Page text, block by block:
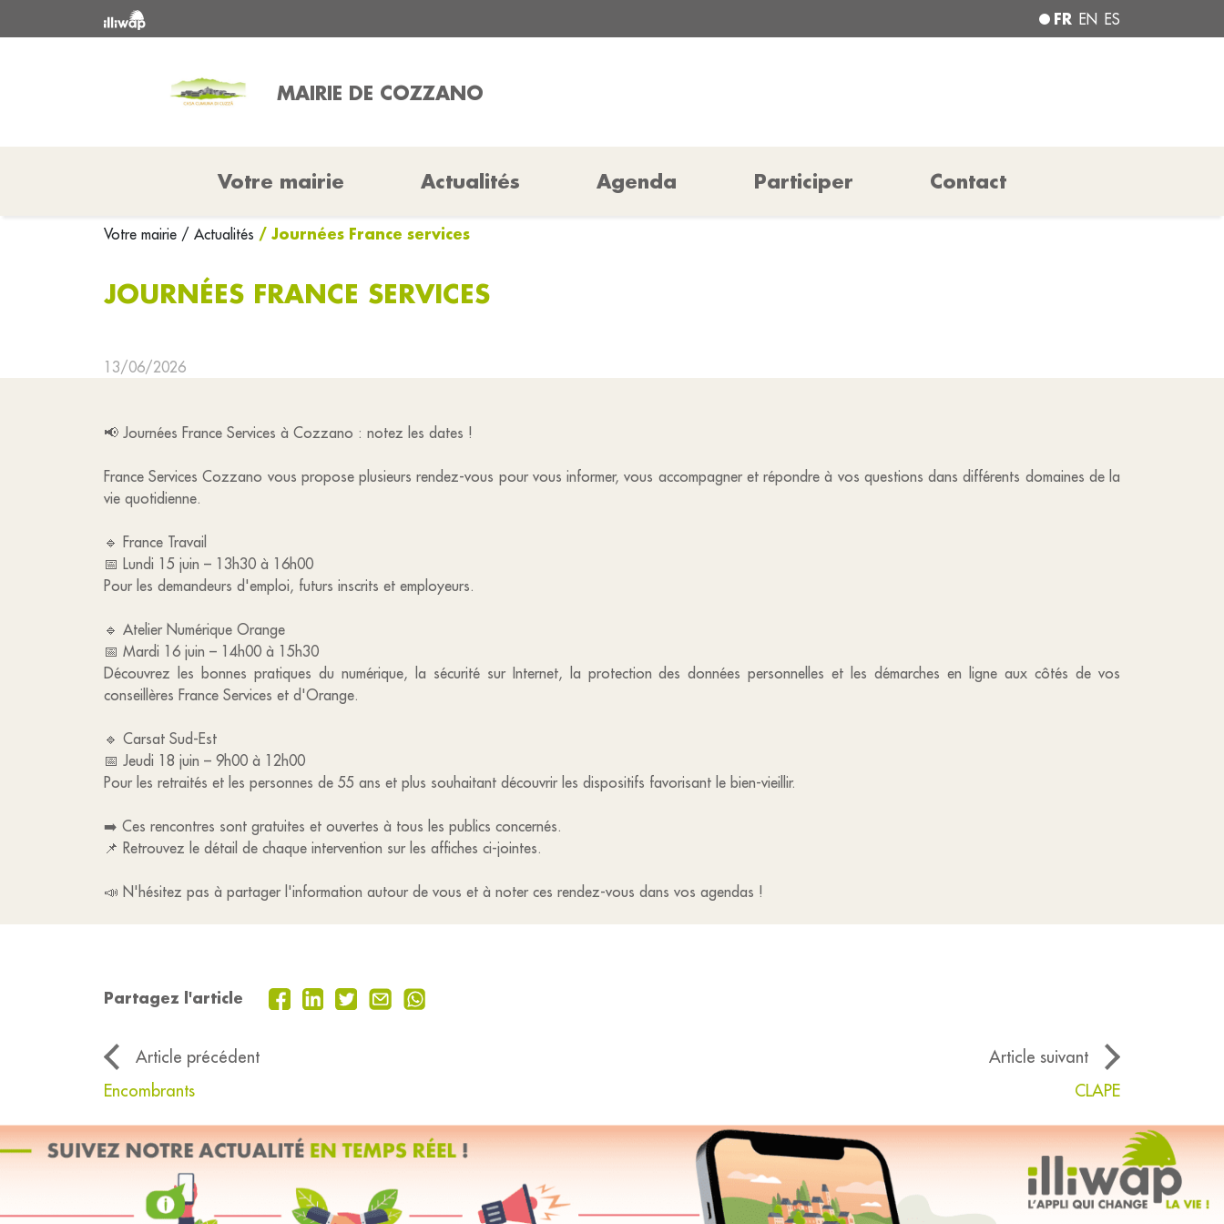
FR EN ES
MAIRIE DE COZZANO
Votre mairie Actualités Agenda Participer Contact
Votre mairie / Actualités / Journées France services
JOURNÉES FRANCE SERVICES
13/06/2026
📢 Journées France Services à Cozzano : notez les dates !
France Services Cozzano vous propose plusieurs rendez-vous pour vous informer, vous accompagner et répondre à vos questions dans différents domaines de la
vie quotidienne.
🔹 France Travail
📅 Lundi 15 juin – 13h30 à 16h00
Pour les demandeurs d'emploi, futurs inscrits et employeurs.
🔹 Atelier Numérique Orange
📅 Mardi 16 juin – 14h00 à 15h30
Découvrez les bonnes pratiques du numérique, la sécurité sur Internet, la protection des données personnelles et les démarches en ligne aux côtés de vos
conseillères France Services et d'Orange.
🔹 Carsat Sud-Est
📅 Jeudi 18 juin – 9h00 à 12h00
Pour les retraités et les personnes de 55 ans et plus souhaitant découvrir les dispositifs favorisant le bien-vieillir.
➡️ Ces rencontres sont gratuites et ouvertes à tous les publics concernés.
📌 Retrouvez le détail de chaque intervention sur les affiches ci-jointes.
📣 N'hésitez pas à partager l'information autour de vous et à noter ces rendez-vous dans vos agendas !
Partagez l'article
Article précédent
Article suivant
Encombrants
CLAPE